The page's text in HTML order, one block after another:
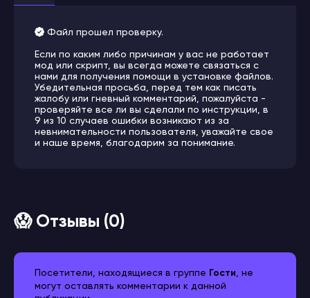
Файл прошел проверку.
Если по каким либо причинам у вас не работает
мод или скрипт, вы всегда можете связаться с
нами для получения помощи в установке файлов.
Убедительная просьба, перед тем как писать
жалобу или гневный комментарий, пожалуйста -
проверяйте все ли вы сделали по инструкции, в
9 из 10 случаев ошибки возникают из за
невнимательности пользователя, уважайте свое
и наше время, благодарим за понимание.
😱 Отзывы (0)
Посетители, находящиеся в группе Гости, не
могут оставлять комментарии к данной